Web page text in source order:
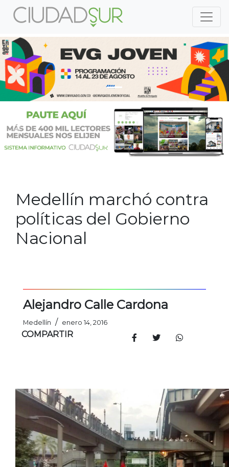
Previous
Previous
Medellín marchó contra
políticas del Gobierno
Nacional
Alejandro Calle Cardona
Medellín / enero 14, 2016
COMPARTIR